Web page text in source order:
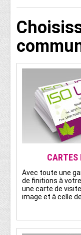
AccentPub s'occupe de
ma communication
CARTES
Avec toute une
de finitions à
une carte de
image et à celle